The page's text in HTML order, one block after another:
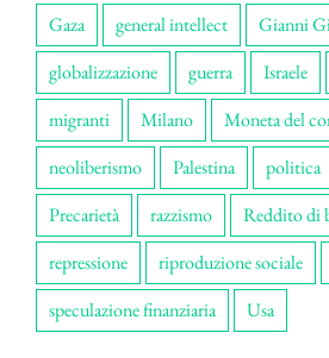
Gaza
general intellect
Gianni
globalizzazione
guerra Israele
migranti
Milano Moneta del
neoliberismo
Palestina politica
Precarietà
razzismo
Reddito di
repressione
riproduzione sociale
speculazione finanziaria
Usa